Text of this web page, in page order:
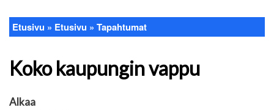
Murupolku
Etusivu Etusivu Tapahtumat
Koko kaupungin vappu
Alkaa